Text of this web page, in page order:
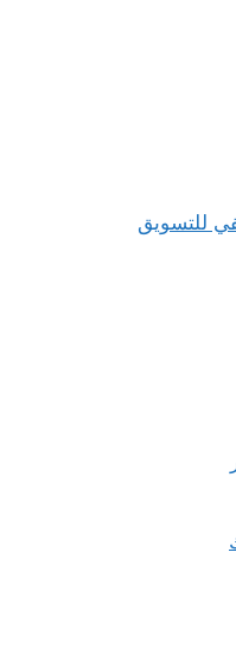
للتسويق